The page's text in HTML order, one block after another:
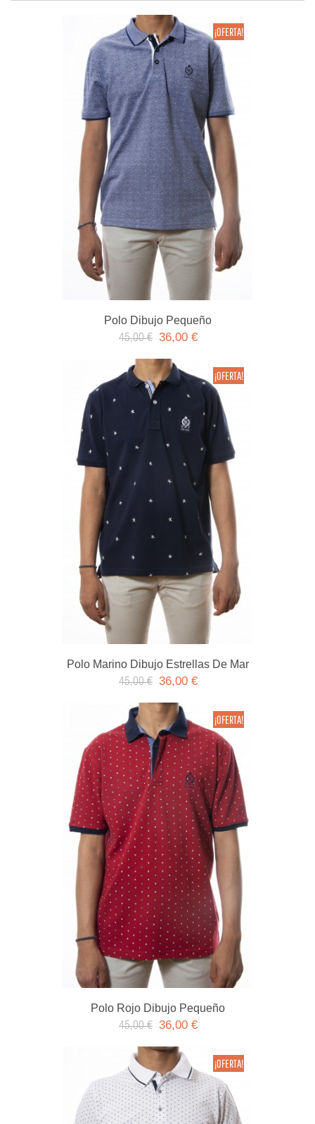
¡OFERTA!
Polo Dibujo Pequeño
45,00 € 36,00 €
¡OFERTA!
Polo Marino Dibujo Estrellas De Mar
45,00 € 36,00 €
¡OFERTA!
Polo Rojo Dibujo Pequeño
45,00 € 36,00 €
¡OFERTA!